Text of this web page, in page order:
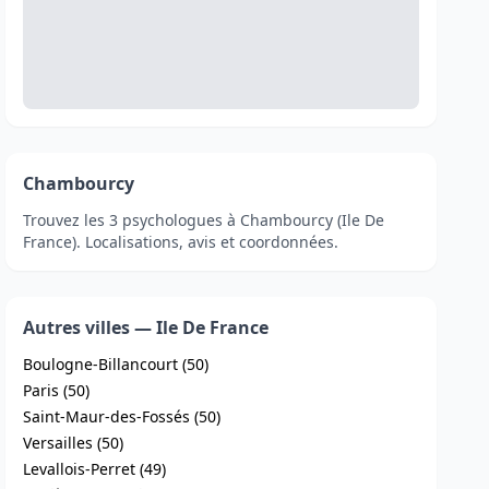
Chambourcy
Trouvez les 3 psychologues à Chambourcy (Ile De
France). Localisations, avis et coordonnées.
Autres villes — Ile De France
Boulogne-Billancourt (50)
Paris (50)
Saint-Maur-des-Fossés (50)
Versailles (50)
Levallois-Perret (49)